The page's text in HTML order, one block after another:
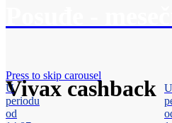
Vivax cashback
Press to skip carousel
U
periodu
od
U